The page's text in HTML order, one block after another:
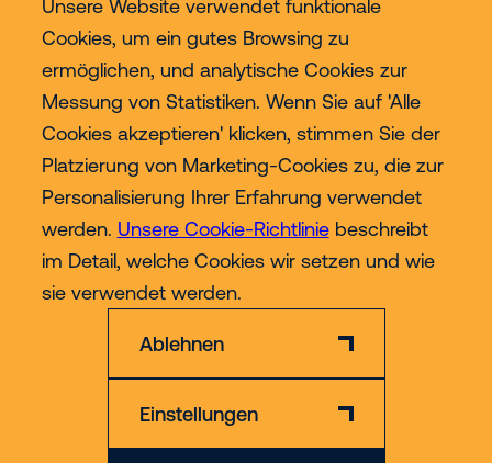
Unsere Website verwendet funktionale
Cookies, um ein gutes Browsing zu
ermöglichen, und analytische Cookies zur
Messung von Statistiken. Wenn Sie auf 'Alle
Cookies akzeptieren' klicken, stimmen Sie der
Platzierung von Marketing-Cookies zu, die zur
Personalisierung Ihrer Erfahrung verwendet
werden. Unsere Cookie-Richtliniebeschreibt
im Detail, welche Cookies wir setzen und wie
sie verwendet werden.
Ablehnen
Einstellungen
Services
Industrien
Contact
Mehr